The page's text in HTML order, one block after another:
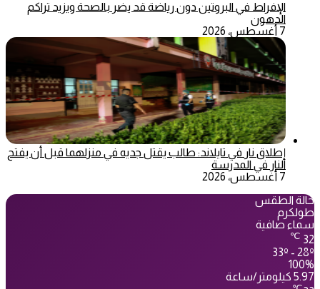
الإفراط في البروتين دون رياضة قد يضر بالصحة ويزيد تراكم
الدهون
7 أغسطس، 2026
إطلاق نار في تايلاند: طالب يقتل جديه في منزلهما قبل أن يفتح
النار في المدرسة
7 أغسطس، 2026
حالة الطقس
طولكرم
سماء صافية
32
℃
33º - 28º
100%
5.97 كيلومتر/ساعة